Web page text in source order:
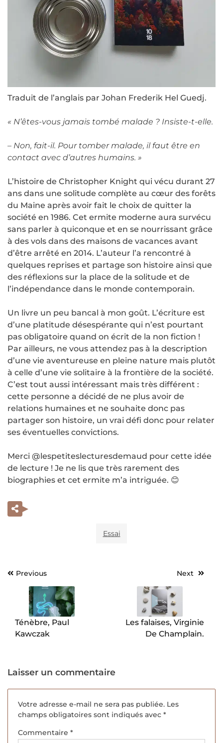
Traduit de l’anglais par Johan Frederik Hel Guedj.
« N’êtes-vous jamais tombé malade ? Insiste-t-elle.
– Non, fait-il. Pour tomber malade, il faut être en
contact avec d’autres humains. »
L’histoire de Christopher Knight qui vécu durant 27
ans dans une solitude complète au cœur des forêts
du Maine après avoir fait le choix de quitter la
société en 1986. Cet ermite moderne aura survécu
sans parler à quiconque et en se nourrissant grâce
à des vols dans des maisons de vacances avant
d’être arrêté en 2014. L’auteur l’a rencontré à
quelques reprises et partage son histoire ainsi que
des réflexions sur la place de la solitude et de
l’indépendance dans le monde contemporain.
Un livre un peu bancal à mon goût. L’écriture est
d’une platitude désespérante qui n’est pourtant
pas obligatoire quand on écrit de la non fiction !
Par ailleurs, ne vous attendez pas à la description
d’une vie aventureuse en pleine nature mais plutôt
à celle d’une vie solitaire à la frontière de la société.
C’est tout aussi intéressant mais très différent :
cette personne a décidé de ne plus avoir de
relations humaines et ne souhaite donc pas
partager son histoire, un vrai défi donc pour relater
ses éventuelles convictions.
Merci @lespetiteslecturesdemaud pour cette idée
de lecture ! Je ne lis que très rarement des
biographies et cet ermite m’a intriguée. 😊
Essai
Navigation
l’article
Previous
Ténèbre, Paul
Kawczak
Next
Les falaises, Virginie
De Champlain.
Laisser un commentaire
Votre adresse e-mail ne sera pas publiée. Les
champs obligatoires sont indiqués avec *
Commentaire *